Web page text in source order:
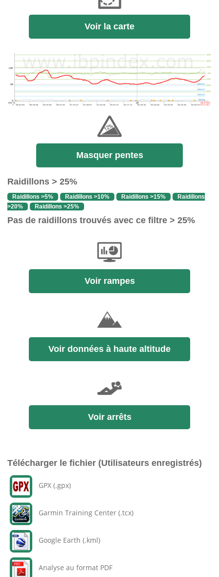
Voir la carte
Masquer pentes
Raidillons > 25%
Raidillons >5% Raidillons >10% Raidillons >15%
Raidillons
>20%
Raidillons >25%
Pas de raidillons trouvés avec ce filtre > 25%
Voir rampes
Voir données à haute altitude
Voir arrêts
Télécharger le fichier (Utilisateurs enregistrés)
GPX (.gpx)
Garmin Training Center (.tcx)
Google Earth (.kml)
Analyse au format PDF